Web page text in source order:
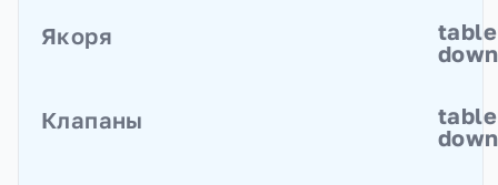
Пакеры разбуриваемые
Якоря
down
Якоря механические осевые
Клапаны
down